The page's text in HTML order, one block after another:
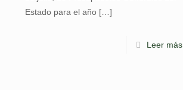
Estado para el año[…]
Leer más